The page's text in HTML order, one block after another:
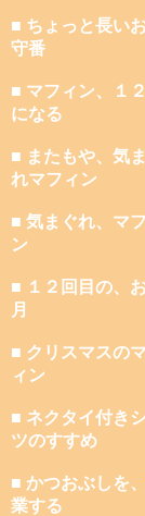
■ ちょっと長い
守番
■ マフィン、１
になる
■ またもや、気
れマフィン
■ 気まぐれ、マ
ン
■ １２回目の、
月
■ クリスマスの
ィン
■ ネクタイ付き
ツのすすめ
■ かつおぶしを
業する